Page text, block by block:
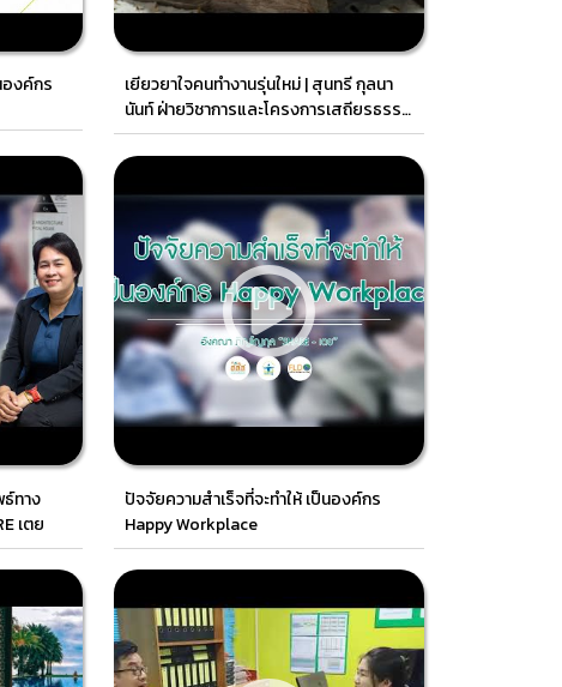
งค์กร
เยียวยาใจคนทำงานรุ่นใหม่ | สุนทรี กุลนา
นันท์ ฝ่ายวิชาการและโครงการเสถียรธรรม
สถาน
ทาง
เตย
ปัจจัยความสำเร็จที่จะทำให้ เป็นองค์กร
Happy Workplace